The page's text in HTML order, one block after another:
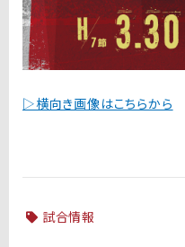
▷横向き画像はこちらから
試合情報